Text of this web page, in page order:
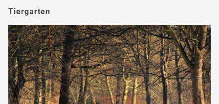
Tiergarten